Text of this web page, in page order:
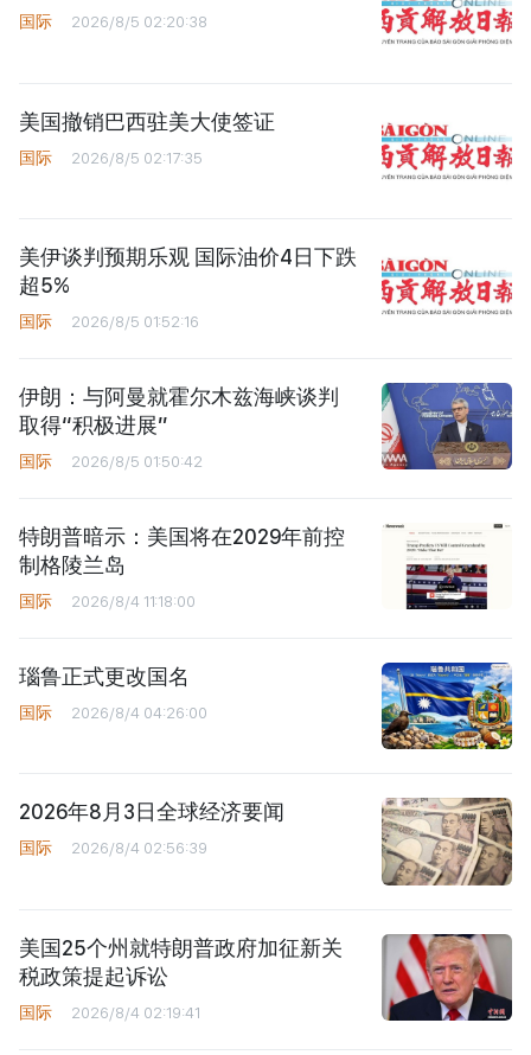
国际 2026/8/5 02:20:38
美国撤销巴西驻美大使签证
国际 2026/8/5 02:17:35
美伊谈判预期乐观 国际油价4日下跌
超5%
国际 2026/8/5 01:52:16
伊朗：与阿曼就霍尔木兹海峡谈判
取得“积极进展”
国际 2026/8/5 01:50:42
特朗普暗示：美国将在2029年前控
制格陵兰岛
国际 2026/8/4 11:18:00
瑙鲁正式更改国名
国际 2026/8/4 04:26:00
2026年8月3日全球经济要闻
国际 2026/8/4 02:56:39
美国25个州就特朗普政府加征新关
税政策提起诉讼
国际 2026/8/4 02:19:41